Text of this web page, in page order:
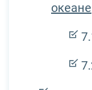
океане